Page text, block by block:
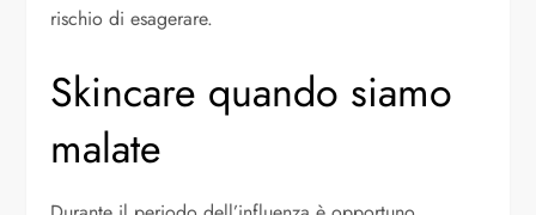
rischio di esagerare.
Skincare quando siamo
malate